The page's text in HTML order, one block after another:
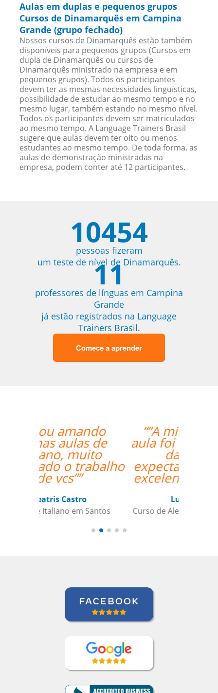
Aulas em duplas e pequenos grupos
Cursos de Dinamarquês em Campina
Grande (grupo fechado)
Nossos cursos de Dinamarquês estão também
disponíveis para pequenos grupos (Cursos em
dupla de Dinamarquês ou cursos de
Dinamarquês ministrado na empresa e em
pequenos grupos). Todos os participantes
devem ter as mesmas necessidades linguísticas,
possibilidade de estudar ao mesmo tempo e no
mesmo lugar, também estando no mesmo nível.
Todos os participantes devem ser matriculados
ao mesmo tempo. A Language Trainers Brasil
sugere que aulas devem ter oito ou menos
estudantes ao mesmo tempo. De toda forma, as
aulas de demonstração ministradas na
empresa, podem conter até 12 participantes.
10454
pessoas fizeram
um teste de nível de Dinamarquês.
11
professores de línguas em Campina
Grande
já estão registrados na Language
Trainers Brasil.
Comece a aprender
“”A minha primeira
aula foi ótima, foi além
das minhas
expectativas. Ele é um
excelente professor.””
Luana Terrível
Curso de Alemão em Ribeirao Preto